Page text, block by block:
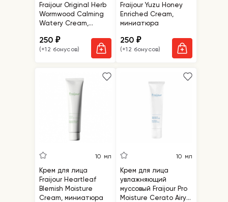
Fraijour Original Herb
Wormwood Calming
Watery Cream,
250₽
(+12 бонусов)
Fraijour Yuzu Honey
Enriched Cream,
миниатюра
250₽
(+12 бонусов)
10 мл
Крем для лица
Fraijour Heartleaf
Blemish Moisture
Cream, миниатюра
10 мл
Крем для лица
увлажняющий
муссовый Fraijour Pro
Moisture Cerato Airy